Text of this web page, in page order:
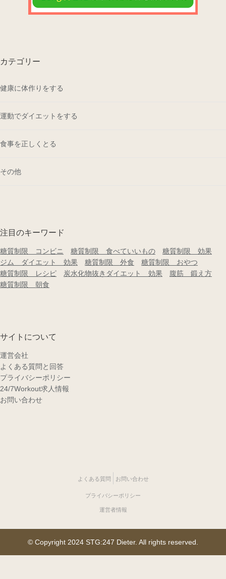
カテゴリー
健康に体作りをする
運動でダイエットをする
食事を正しくとる
その他
注目のキーワード
糖質制限 コンビニ 糖質制限 食べていいもの
糖質制限 効果
ジム ダイエット 効果
糖質制限 外食
糖質制限 おやつ
糖質制限 レシピ
炭水化物抜きダイエット 効果
腹筋 鍛え方
糖質制限 朝食
サイトについて
運営会社
よくある質問と回答
プライバシーポリシー
24/7Workout求人情報
お問い合わせ
よくある質問 お問い合わせ
プライバシーポリシー
運営者情報
© Copyright 2024 STG:247 Dieter. All rights reserved.